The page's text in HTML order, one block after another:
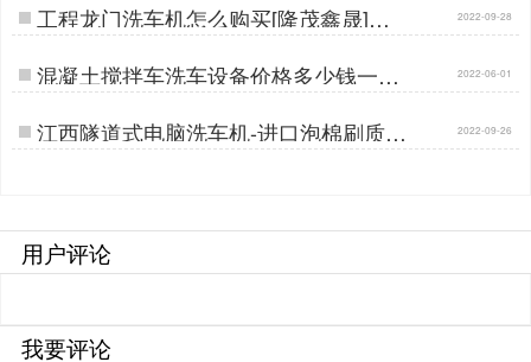
工程龙门洗车机怎么购买[隆茂鑫晟]… 2022-09-28
混凝土搅拌车洗车设备价格多少钱一台
[隆茂鑫晟]…
2022-06-01
江西隧道式电脑洗车机-进口泡棉刷质保
五年[隆茂鑫晟]…
2022-09-26
用户评论
我要评论